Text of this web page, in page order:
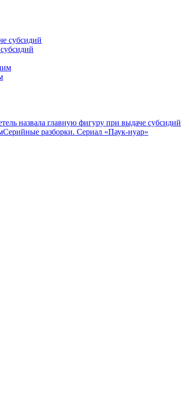
назвала главную фигуру при выдаче субсидий
Серийные разборки. Сериал «Паук-нуар»